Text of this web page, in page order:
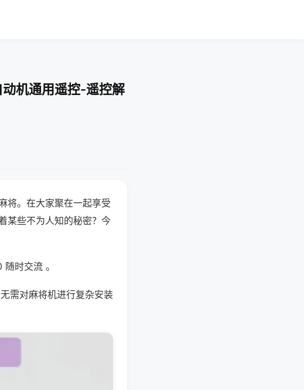
机通用遥控-遥控解
将。在大家聚在一起享受
某些不为人知的秘密？今
时交流 。
需对麻将机进行复杂安装